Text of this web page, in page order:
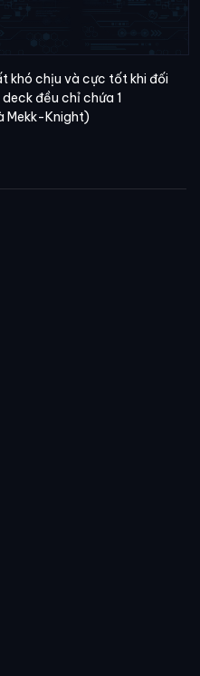
khó chịu và cực tốt khi đối
đều chỉ chứa 1
Mekk-Knight)